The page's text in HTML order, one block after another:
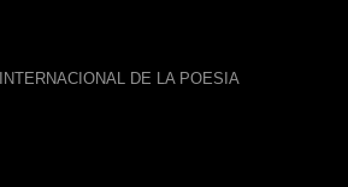
DE LA POESIA